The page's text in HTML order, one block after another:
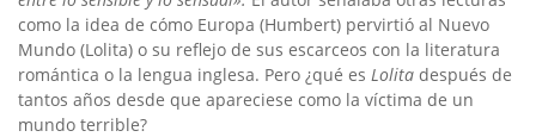
como la idea de cómo Europa (Humbert) pervirtió al Nuevo
Mundo (Lolita) o su reflejo de sus escarceos con la literatura
romántica o la lengua inglesa. Pero ¿qué es Lolita después de
tantos años desde que apareciese como la víctima de un
mundo terrible?